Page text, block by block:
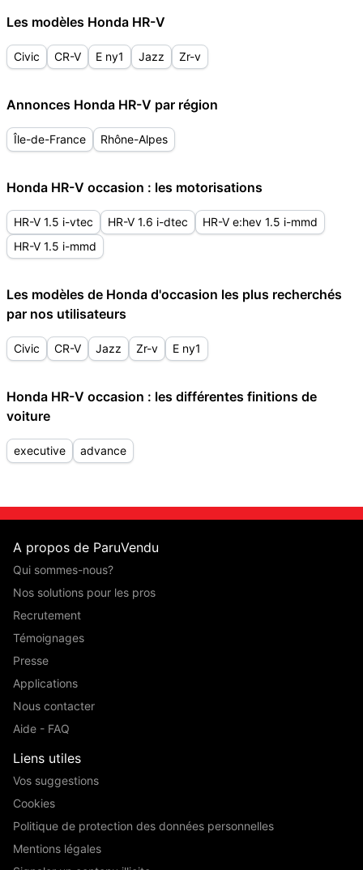
Les modèles Honda HR-V
Civic CR-V E ny1 Jazz Zr-v
Annonces Honda HR-V par région
Île-de-France Rhône-Alpes
Honda HR-V occasion : les motorisations
HR-V 1.5 i-vtec HR-V 1.6 i-dtec
HR-V e:hev 1.5 i-mmd
HR-V 1.5 i-mmd
Les modèles de Honda d'occasion les plus recherchés
par nos utilisateurs
Civic CR-V Jazz Zr-v E ny1
Honda HR-V occasion : les différentes finitions de
voiture
executive advance
A propos de ParuVendu
Qui sommes-nous?
Nos solutions pour les pros
Recrutement
Témoignages
Presse
Applications
Nous contacter
Aide - FAQ
Liens utiles
Vos suggestions
Cookies
Politique de protection des données personnelles
Mentions légales